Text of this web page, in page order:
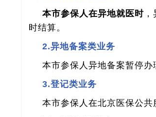
本市参保人在异地就医时
时结算。
2.异地备案类业务
本市参保人异地备案暂停办
3.登记类业务
本市参保人在北京医保公共